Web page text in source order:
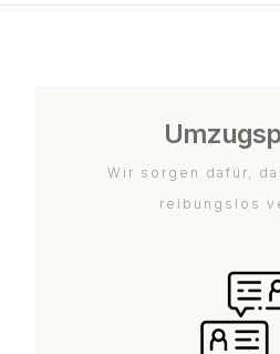
Wir sorgen dafür,
reibungslos